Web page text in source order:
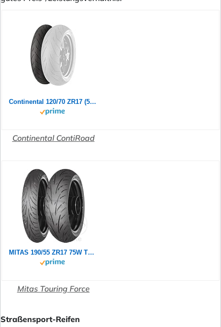
Continental 120/70 ZR17 (58W) ContiRoad M/C Front Motorradreifen
Continental ContiRoad
MITAS 190/55 ZR17 75W TOURING FORCE SP TL
Mitas Touring Force
Straßensport-Reifen